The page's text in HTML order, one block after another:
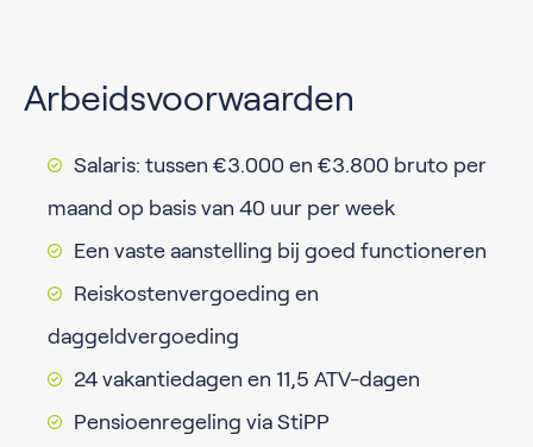
Arbeidsvoorwaarden
Salaris: tussen €3.000 en €3.800 bruto per
maand op basis van 40 uur per week
Een vaste aanstelling bij goed functioneren
Reiskostenvergoeding en
daggeldvergoeding
24 vakantiedagen en 11,5 ATV-dagen
Pensioenregeling via StiPP